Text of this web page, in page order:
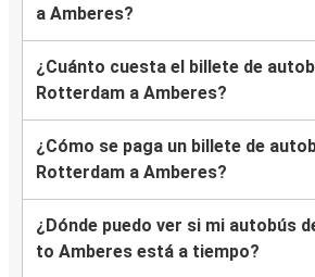
a Amberes?
¿Cuánto cuesta el billete de
Rotterdam a Amberes?
¿Cómo se paga un billete de
Rotterdam a Amberes?
¿Dónde puedo ver si mi autobús
to Amberes está a tiempo?